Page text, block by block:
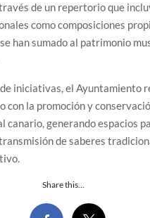
de un repertorio que
como composiciones
han sumado al patrimonio
iniciativas, el Ayuntamiento
con la promoción y
canario, generando espacios
de saberes
Share this…